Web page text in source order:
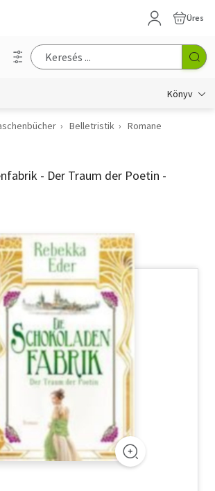
Üres
Könyv
Belletristik
Romane
- Der Traum der Poetin -